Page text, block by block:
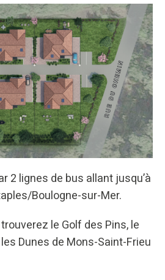
2 lignes de bus allant jusqu’à
Boulogne-sur-Mer.
le Golf des Pins, le
Dunes de Mons-Saint-Frieu